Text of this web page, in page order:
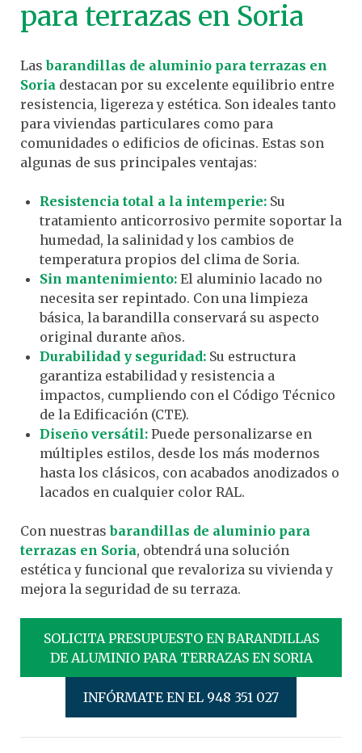
para terrazas en Soria
Lasbarandillas de aluminio para terrazas en
Soria destacan por su excelente equilibrio entre
resistencia, ligereza y estética. Son ideales tanto
para viviendas particulares como para
comunidades o edificios de oficinas. Estas son
algunas de sus principales ventajas:
Resistencia total a la intemperie: Su
tratamiento anticorrosivo permite soportar la
humedad, la salinidad y los cambios de
temperatura propios del clima de Soria.
Sin mantenimiento: El aluminio lacado no
necesita ser repintado. Con una limpieza
básica, la barandilla conservará su aspecto
original durante años.
Durabilidad y seguridad: Su estructura
garantiza estabilidad y resistencia a
impactos, cumpliendo con el Código Técnico
de la Edificación (CTE).
Diseño versátil: Puede personalizarse en
múltiples estilos, desde los más modernos
hasta los clásicos, con acabados anodizados o
lacados en cualquier color RAL.
Con nuestrasbarandillas de aluminio para
terrazas en Soria, obtendrá una solución
estética y funcional que revaloriza su vivienda y
mejora la seguridad de su terraza.
SOLICITA PRESUPUESTO EN BARANDILLAS
DE ALUMINIO PARA TERRAZAS EN SORIA
INFÓRMATE EN EL 948 351 027